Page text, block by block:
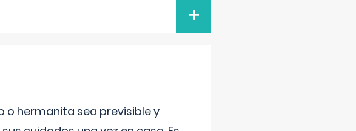
+
o hermanita sea previsible y